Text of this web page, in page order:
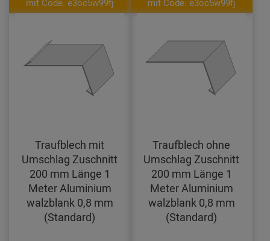
Traufblech mit
Umschlag Zuschnitt
200 mm Länge 1
Meter Aluminium
walzblank 0,8 mm
(Standard)
Traufblech ohne
Umschlag Zuschnitt
200 mm Länge 1
Meter Aluminium
walzblank 0,8 mm
(Standard)